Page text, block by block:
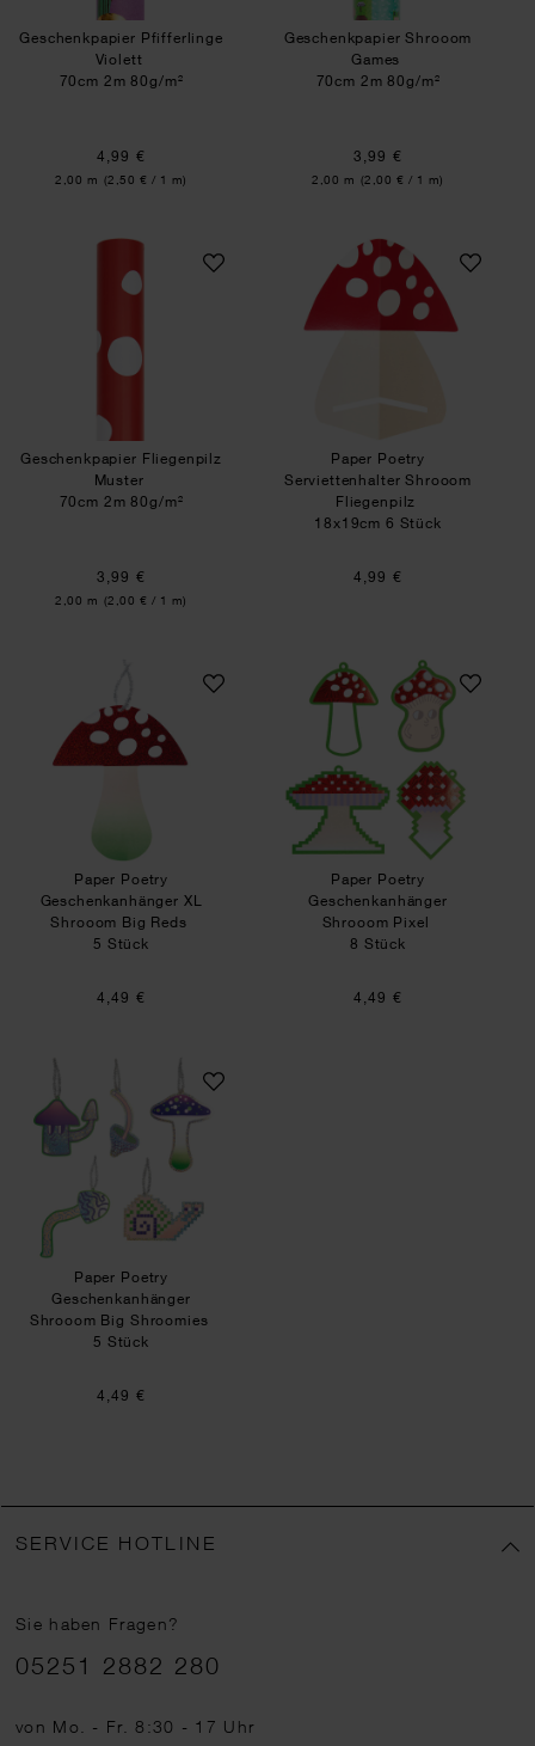
Geschenkpapier Pfifferlinge
Violett
70cm 2m 80g/m²
4,99 €
Inhalt:
2,00 m (2,50 € / 1 m)
Geschenkpapier Shrooom
Games
70cm 2m 80g/m²
3,99 €
Inhalt:
2,00 m (2,00 € / 1 m)
Geschenkpapier Fliegenpilz Muster
Geschenkpapier Fliegenpilz
Muster
70cm 2m 80g/m²
3,99 €
Inhalt:
2,00 m (2,00 € / 1 m)
Paper Poetry
Paper Poetry
Serviettenhalter Shrooom
Fliegenpilz
18x19cm 6 Stück
4,99 €
Paper Poetry Geschenkanhänger XL Shrooom
Paper Poetry
Geschenkanhänger XL
Shrooom Big Reds
5 Stück
4,49 €
Paper Poetry
Paper Poetry
Geschenkanhänger
Shrooom Pixel
8 Stück
4,49 €
Paper Poetry Geschenkanhänger Shrooom Big
Paper Poetry
Geschenkanhänger
Shrooom Big Shroomies
5 Stück
4,49 €
SERVICE HOTLINE
Sie haben Fragen?
Telefonnummer
05251 2882 280
von Mo. - Fr. 8:30 - 17 Uhr